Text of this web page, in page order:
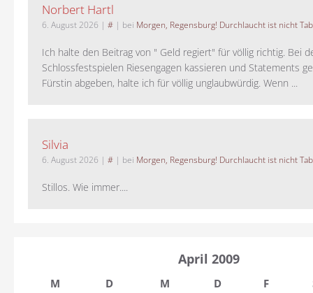
Norbert Hartl
6. August 2026 | # | bei Morgen, Regensburg! Durchlaucht ist nicht
Ich halte den Beitrag von " Geld regiert" für völlig richtig. Bei
Schlossfestspielen Riesengagen kassieren und Statements
Fürstin abgeben, halte ich für völlig unglaubwürdig. Wenn ...
Silvia
6. August 2026 | # | bei Morgen, Regensburg! Durchlaucht ist nicht
Stillos. Wie immer....
April 2009
M D M D F